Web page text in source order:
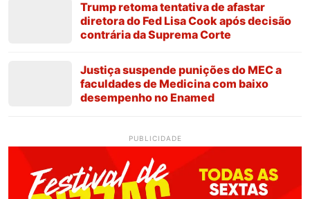
Trump retoma tentativa de afastar
diretora do Fed Lisa Cook após decisão
contrária da Suprema Corte
Justiça suspende punições do MEC a
faculdades de Medicina com baixo
desempenho no Enamed
PUBLICIDADE